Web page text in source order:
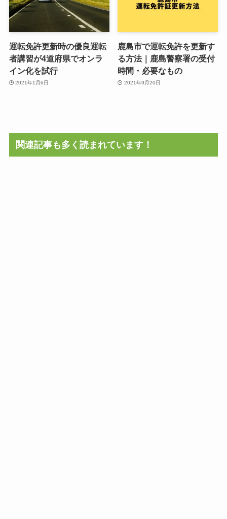
運転免許更新時の優良運転
者講習が4道府県でオンラ
イン化を試行
2021年1月6日
鹿島市で運転免許を更新す
る方法｜鹿島警察署の受付
時間・必要なもの
2021年9月20日
関連記事も多く読まれています！